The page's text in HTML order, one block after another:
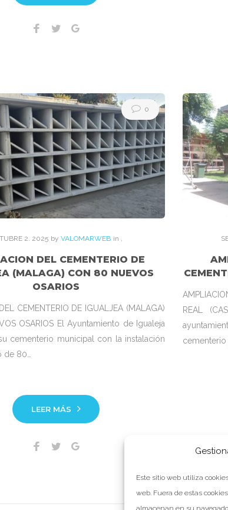
Este sitio web utiliza
web. Fuera de estas
almacenan en su
Facebook
Twitter
0
2. 2025 by VALOMARWEB in ,
DEL CEMENTERIO DE
(MALAGA) CON 80 NUEVOS
OSARIOS
CEMENTERIO DE IGUALJEA (MALAGA)
OSARIOS El Ayuntamiento de Igualeja
cementerio municipal con la instalación
80…
LEER MÁS
Facebook
Twitter
REAL
cementerio